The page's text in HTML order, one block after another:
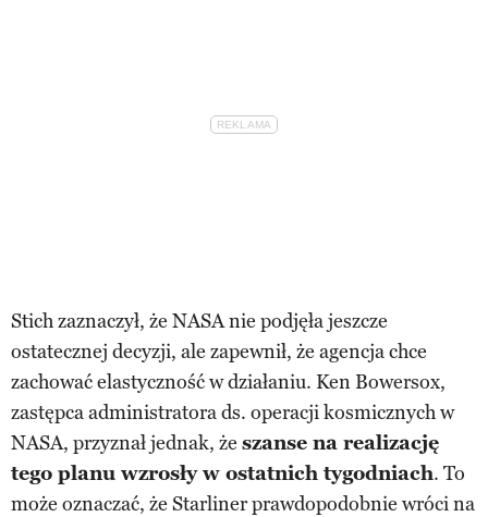
Stich zaznaczył, że NASA nie podjęła jeszcze
ostatecznej decyzji, ale zapewnił, że agencja chce
zachować elastyczność w działaniu. Ken Bowersox,
zastępca administratora ds. operacji kosmicznych w
NASA, przyznał jednak, że szanse na realizację
tego planu wzrosły w ostatnich tygodniach. To
może oznaczać, że Starliner prawdopodobnie wróci na